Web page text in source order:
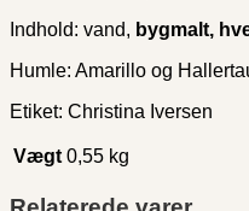
Indhold: vand, bygmalt,
Humle: Amarillo og
Etiket: Christina Iversen
Vægt 0,55 kg